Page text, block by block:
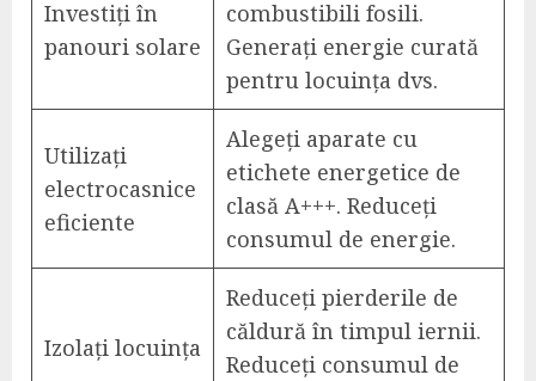
Investiți în
panouri solare
combustibili fosili.
Generați energie curată
pentru locuința dvs.
Utilizați
electrocasnice
eficiente
Alegeți aparate cu
etichete energetice de
clasă A+++. Reduceți
consumul de energie.
Izolați locuința
Reduceți pierderile de
căldură în timpul iernii.
Reduceți consumul de